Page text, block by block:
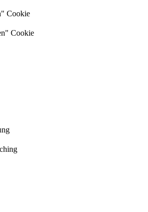
Cookie
Cookie